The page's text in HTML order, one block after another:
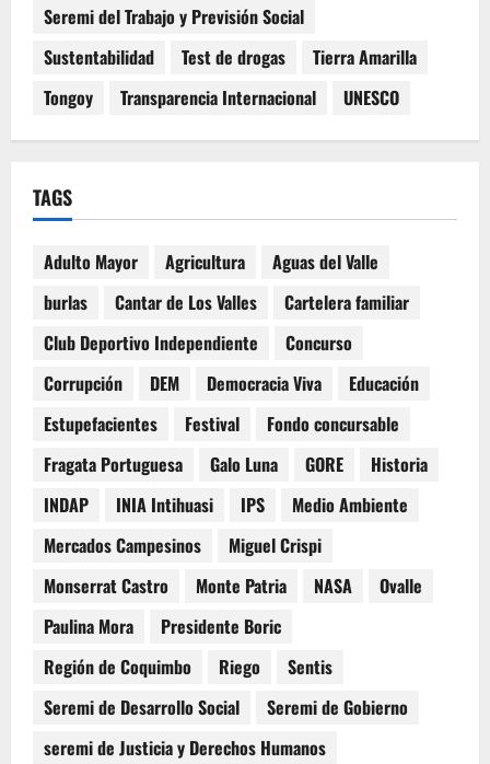
Seremi del Trabajo y Previsión Social
Sustentabilidad
Test de drogas
Tierra Amarilla
Tongoy
Transparencia Internacional UNESCO
TAGS
Adulto Mayor Agricultura
Aguas del Valle
burlas
Cantar de Los Valles
Cartelera familiar
Club Deportivo Independiente
Concurso
Corrupción
DEM Democracia Viva
Educación
Estupefacientes
Festival
Fondo concursable
Fragata Portuguesa
Galo Luna GORE
Historia
INDAP
INIA Intihuasi IPS
Medio Ambiente
Mercados Campesinos
Miguel Crispi
Monserrat Castro
Monte Patria NASA
Ovalle
Paulina Mora
Presidente Boric
Región de Coquimbo
Riego
Sentis
Seremi de Desarrollo Social
Seremi de Gobierno
seremi de Justicia y Derechos Humanos